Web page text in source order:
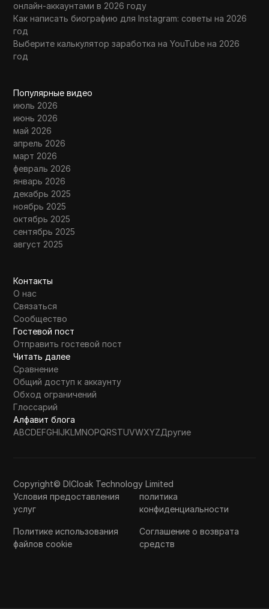
онлайн-аккаунтами в 2026 году
Как написать биографию для Instagram: советы на 2026
год
Выберите калькулятор заработка на YouTube на 2026
год
Популярные видео
июль 2026
июнь 2026
май 2026
апрель 2026
март 2026
февраль 2026
январь 2026
декабрь 2025
ноябрь 2025
октябрь 2025
сентябрь 2025
август 2025
Контакты
О нас
Связаться
Сообщество
Гостевой пост
Отправить гостевой пост
Читать далее
Сравнение
Общий доступ к аккаунту
Обход ограничений
Глоссарий
Алфавит блога
ABCDEFGHIJKLMNOPQRSTUVWXYZДругие
Copyright© DICloak Technology Limited
Условия предоставления
услуг
политика
конфиденциальности
Политике использования
файлов cookie
Соглашение о возврата
средств